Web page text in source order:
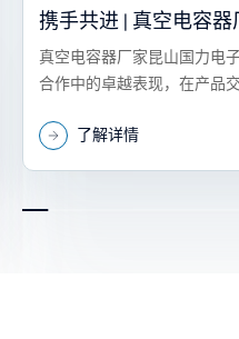
携手共进 | 真空电容器
子荣获恒运昌“最佳服
真空电容器厂家昆山国力电
合作中的卓越表现，在产品
应商中脱颖而出，荣获“最佳
了解详情